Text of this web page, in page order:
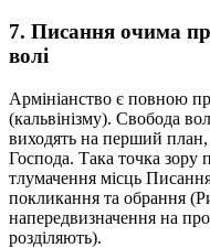
7. Писання очима
волі
Армініанство є повною
(кальвінізму). Свобода
виходять на перший план,
Господа. Така точка зору
тлумачення місць
покликання та обрання
напередвизначення на
розділяють).